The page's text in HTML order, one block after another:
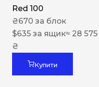
Red 100
₴670 за блок
$635 за ящик≈ 28 575
₴
Купити